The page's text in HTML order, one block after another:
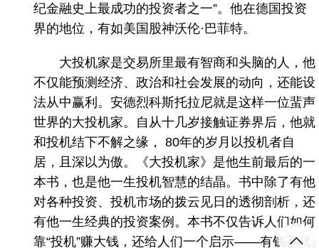
纪金融史上最成功的投资者之一”。他在德国投资
界的地位，有如美国股神沃伦·巴菲特。
大投机家是交易所里最有智商和头脑的人，他
不仅能预测经济、政治和社会发展的动向，还能设
法从中赢利。安德烈科斯托拉尼就是这样一位蜚声
世界的大投机家。自从十几岁接触证券界后，他就
和投机结下不解之缘， 80年的岁月以投机者自
居，且深以为傲。《大投机家》是他生前最后的一
本书，也是他一生投机智慧的结晶。书中除了有他
对各种投资、投机市场的拨云见日的透彻剖析，还
有他一生经典的投资案例。本书不仅告诉人们如何
靠“投机”赚大钱，还给人们一个启示——有钱不代